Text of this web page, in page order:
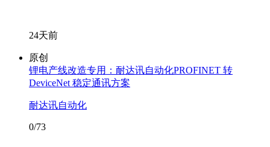
24天前
原创
锂电产线改造专用：耐达讯自动化PROFINET 转
DeviceNet 稳定通讯方案
耐达讯自动化
0/73